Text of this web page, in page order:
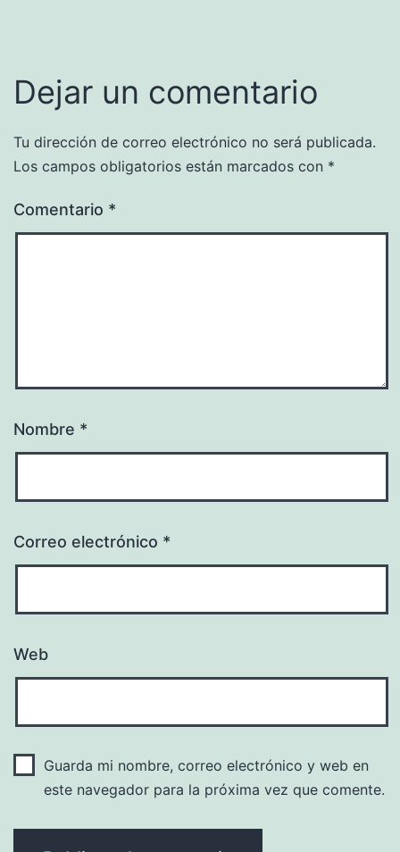
Dejar un comentario
Tu dirección de correo electrónico no será publicada.
Los campos obligatorios están marcados con *
Comentario *
Nombre *
Correo electrónico *
Web
Guarda mi nombre, correo electrónico y web en
este navegador para la próxima vez que comente.